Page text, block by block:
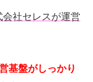
社セレスが運営
基盤がしっかり